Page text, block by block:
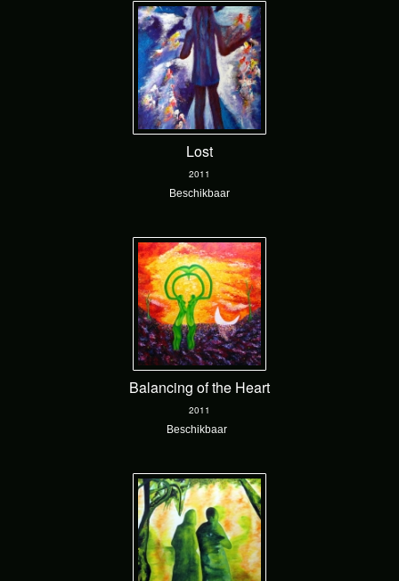
Lost
2011
Beschikbaar
Balancing of the Heart
2011
Beschikbaar